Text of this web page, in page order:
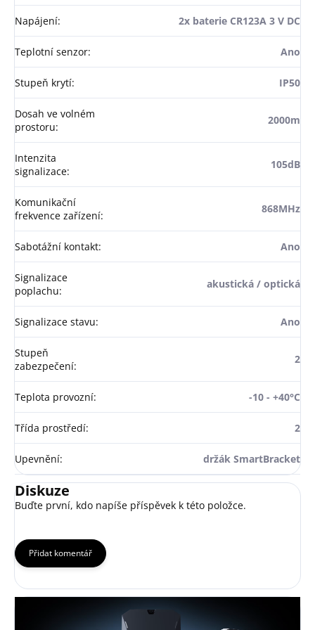
Napájení: 2x baterie CR123A 3 V DC
Teplotní senzor: Ano
Stupeň krytí: IP50
Dosah ve volném
prostoru:
2000m
Intenzita
signalizace:
105dB
Komunikační
frekvence zařízení:
868MHz
Sabotážní kontakt: Ano
Signalizace
poplachu:
akustická / optická
Signalizace stavu: Ano
Stupeň
zabezpečení:
2
Teplota provozní: -10 - +40°C
Třída prostředí: 2
Upevnění: držák SmartBracket
Diskuze
Buďte první, kdo napíše příspěvek k této položce.
Přidat komentář